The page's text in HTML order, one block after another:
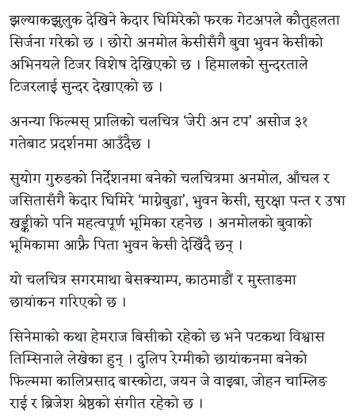
झल्याकझुलुक देखिने केदार घिमिरेको फरक गेटअपले कौतुहलता
सिर्जना गरेको छ । छोरो अनमोल केसीसँगै बुवा भुवन केसीको
अभिनयले टिजर विशेष देखिएको छ । हिमालको सुन्दरताले
टिजरलाई सुन्दर देखाएको छ ।
अनन्या फिल्मस् प्रालिको चलचित्र ‘जेरी अन टप’ असोज ३१
गतेबाट प्रदर्शनमा आउँदैछ ।
सुयोग गुरुङको निर्देशनमा बनेको चलचित्रमा अनमोल, आँचल र
जसितासँगै केदार घिमिरे ‘माग्नेबुढा’, भुवन केसी, सुरक्षा पन्त र उषा
खड्कीको पनि महत्वपूर्ण भूमिका रहनेछ । अनमोलको बुवाको
भूमिकामा आफ्नै पिता भुवन केसी देखिँदै छन् ।
यो चलचित्र सगरमाथा बेसक्याम्प, काठमाडौं र मुस्ताङमा
छायांकन गरिएको छ ।
सिनेमाको कथा हेमराज बिसीको रहेको छ भने पटकथा विश्वास
तिम्सिनाले लेखेका हुन् । दुलिप रेग्मीको छायांकनमा बनेको
फिल्ममा कालिप्रसाद बास्कोटा, जयन जे वाइबा, जोहन चाम्लिङ
राई र ब्रिजेश श्रेष्ठको संगीत रहेको छ ।